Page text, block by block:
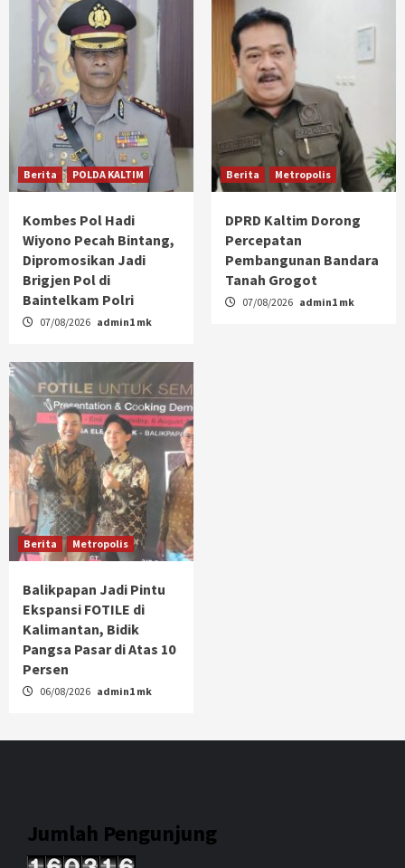
Berita POLDA KALTIM
Kombes Pol Hadi
Wiyono Pecah Bintang,
Dipromosikan Jadi
Brigjen Pol di
Baintelkam Polri
07/08/2026 admin1 mk
Berita Metropolis
DPRD Kaltim Dorong
Percepatan
Pembangunan Bandara
Tanah Grogot
07/08/2026 admin1 mk
Berita Metropolis
Balikpapan Jadi Pintu
Ekspansi FOTILE di
Kalimantan, Bidik
Pangsa Pasar di Atas 10
Persen
06/08/2026 admin1 mk
Jumlah Pengunjung